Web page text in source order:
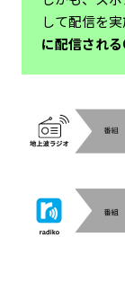
して配信を
に配信され